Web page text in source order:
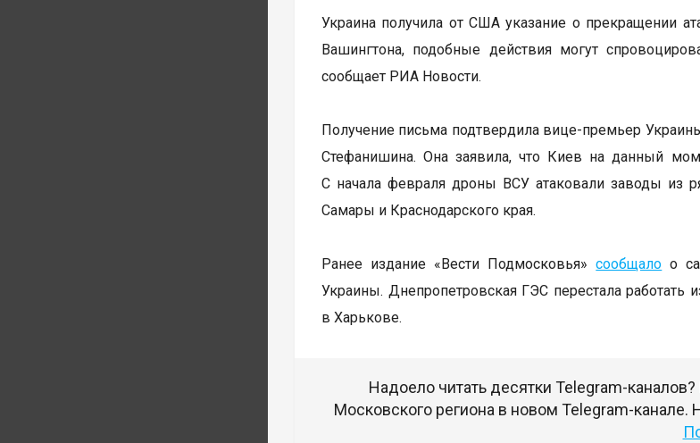
Украина получила от США указание о прекращении
Вашингтона, подобные действия могут
сообщает РИА Новости.
Получение письма подтвердила вице-премьер
Стефанишина. Она заявила, что Киев на данный
С начала февраля дроны ВСУ атаковали заводы из
Самары и Краснодарского края.
Ранее издание «Вести Подмосковья»сообщало о
Украины. Днепропетровская ГЭС перестала
в Харькове.
Надоело читать десятки Telegram-
Московского региона в новом Telegram-канале.